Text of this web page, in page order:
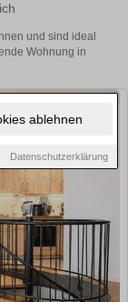
ablehnen
Datenschutzerklärung
und sind ideal
Wohnung in